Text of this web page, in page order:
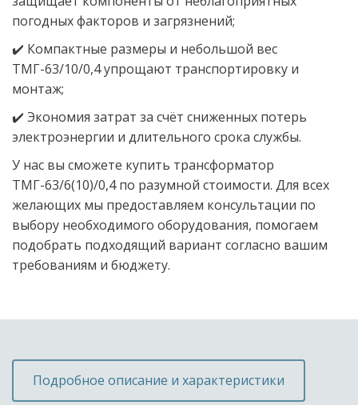
погодных факторов и загрязнений;
✔️ Компактные размеры и небольшой вес
ТМГ-63/10/0,4 упрощают транспортировку и
монтаж;
✔️ Экономия затрат за счёт сниженных потерь
электроэнергии и длительного срока службы.
У нас вы сможете купить трансформатор
ТМГ-63/6(10)/0,4 по разумной стоимости. Для всех
желающих мы предоставляем консультации по
выбору необходимого оборудования, помогаем
подобрать подходящий вариант согласно вашим
требованиям и бюджету.
Подробное описание и характеристики